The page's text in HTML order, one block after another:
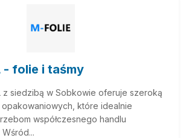
- folie i taśmy
z siedzibą w Sobkowie oferuje szeroką
opakowaniowych, które idealnie
współczesnego handlu